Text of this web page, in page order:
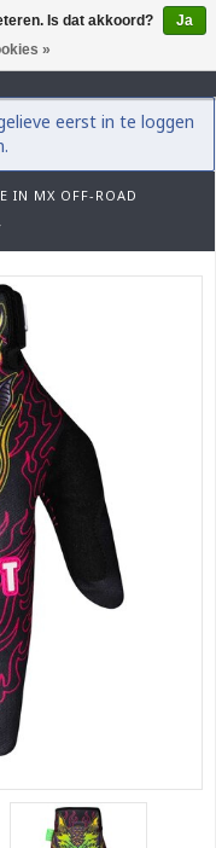
0
eerst in te loggen
IN MX OFF-ROAD
Is dat akkoord?
Ja
»